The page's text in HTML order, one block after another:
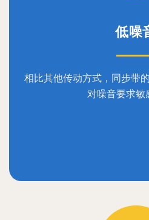
低噪
相比其他传动方式，同步带
对噪音要求敏